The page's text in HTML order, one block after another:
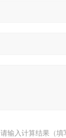
请输入计算结果（填